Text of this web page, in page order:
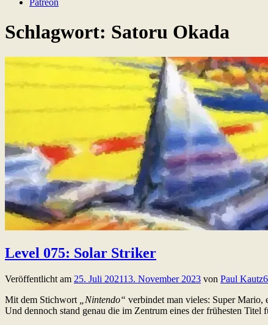
Patreon
Schlagwort: Satoru Okada
Level 075: Solar Striker
Veröffentlicht am 25. Juli 202113. November 2023 von Paul Kautz
Mit dem Stichwort
„Nintendo“ verbindet man vieles: Super Mario,
Und dennoch stand genau die im Zentrum eines der frühesten